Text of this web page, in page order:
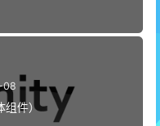
组件）